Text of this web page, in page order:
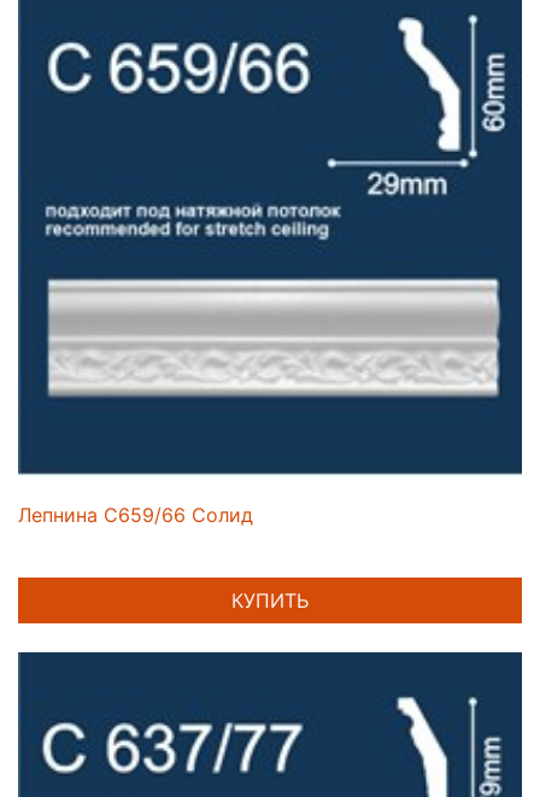
Лепнина C659/66 Солид
КУПИТЬ